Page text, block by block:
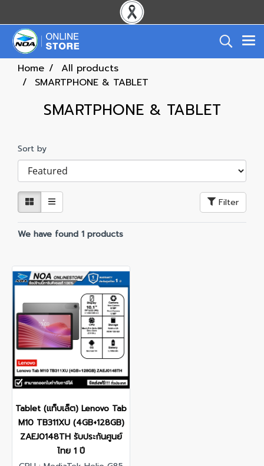
Home
All products
SMARTPHONE & TABLET
SMARTPHONE & TABLET
Sort by
Filter
We have found 1 products
Tablet (แท็บเล็ต) Lenovo Tab
M10 TB311XU (4GB+128GB)
ZAEJ0148TH รับประกันศูนย์
ไทย 1 ปี